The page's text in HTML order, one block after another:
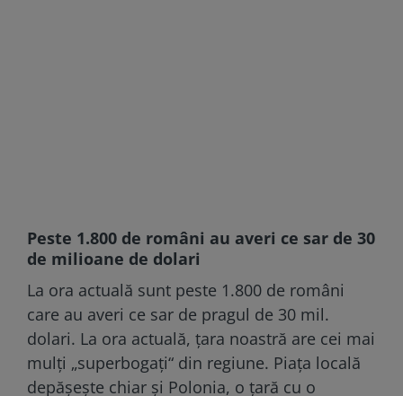
Peste 1.800 de români au averi ce sar de 30
de milioane de dolari
La ora actuală sunt peste 1.800 de români
care au averi ce sar de pragul de 30 mil.
dolari. La ora actuală, țara noastră are cei mai
mulţi „superbogaţi“ din regiune. Piaţa locală
depăşeşte chiar şi Polonia, o ţară cu o